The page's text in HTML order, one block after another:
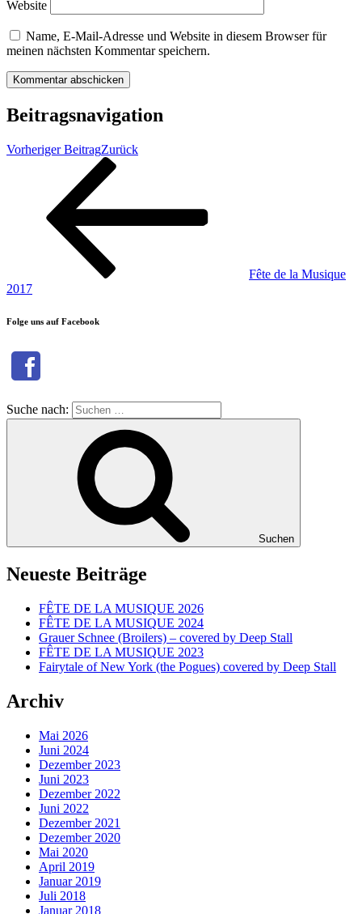
Website
Name, E-Mail-Adresse und Website in diesem Browser für
meinen nächsten Kommentar speichern.
Beitragsnavigation
Vorheriger BeitragZurück
Fête de la Musique
2017
Folge uns auf Facebook
Suche nach:
Suchen
Neueste Beiträge
FÊTE DE LA MUSIQUE 2026
FÊTE DE LA MUSIQUE 2024
Grauer Schnee (Broilers) – covered by Deep Stall
FÊTE DE LA MUSIQUE 2023
Fairytale of New York (the Pogues) covered by Deep Stall
Archiv
Mai 2026
Juni 2024
Dezember 2023
Juni 2023
Dezember 2022
Juni 2022
Dezember 2021
Dezember 2020
Mai 2020
April 2019
Januar 2019
Juli 2018
Januar 2018